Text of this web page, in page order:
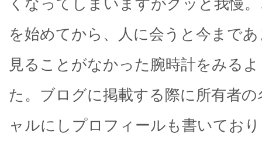
を始めてから、人に会うと今まで
見ることがなかった腕時計をみる
た。ブログに掲載する際に所有者
ャルにしプロフィールも書いてお